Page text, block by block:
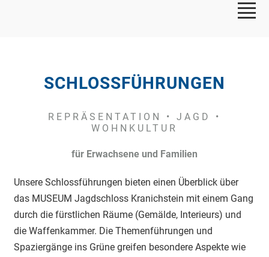
SCHLOSSFÜHRUNGEN
REPRÄSENTATION • JAGD •
WOHNKULTUR
für Erwachsene und Familien
Unsere Schlossführungen bieten einen Überblick über
das MUSEUM Jagdschloss Kranichstein mit einem Gang
durch die fürstlichen Räume (Gemälde, Interieurs) und
die Waffenkammer. Die Themenführungen und
Spaziergänge ins Grüne greifen besondere Aspekte wie